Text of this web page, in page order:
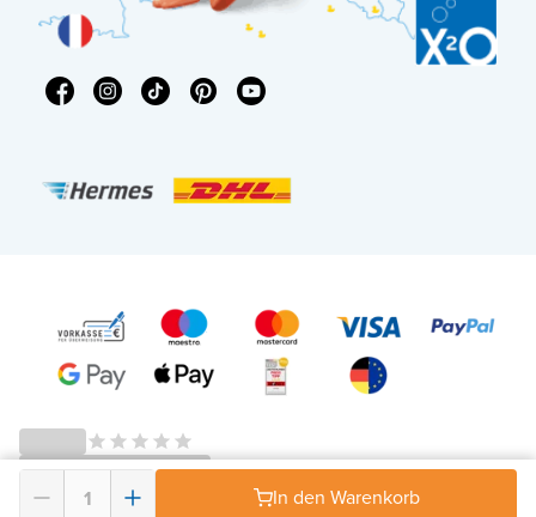
In den Warenkorb
© 2026 - X²O Badezimmer – USt-IdNr: DE343506152 -AGB Widerrufsrecht